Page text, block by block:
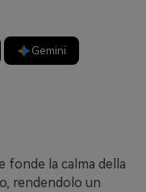
Gemini
fonde la calma della
rendendolo un